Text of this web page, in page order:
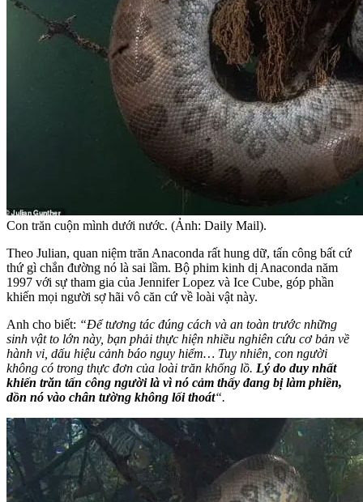
Con trăn cuộn mình dưới nước. (Ảnh: Daily Mail).
Theo Julian, quan niệm trăn Anaconda rất hung dữ, tấn công bất cứ
thứ gì chắn đường nó là sai lầm. Bộ phim kinh dị Anaconda năm
1997 với sự tham gia của Jennifer Lopez và Ice Cube, góp phần
khiến mọi người sợ hãi vô căn cứ về loài vật này.
Anh cho biết: “Để tương tác đúng cách và an toàn trước những
sinh vật to lớn này, bạn phải thực hiện nhiều nghiên cứu cơ bản về
hành vi, dấu hiệu cảnh báo nguy hiểm… Tuy nhiên, con người
không có trong thực đơn của loài trăn khổng lồ. Lý do duy nhất
khiến trăn tấn công người là vì nó cảm thấy đang bị làm phiền,
dồn nó vào chân tường không lối thoát“.